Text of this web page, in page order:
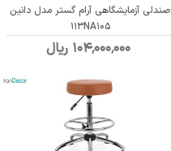
صندلی آزمایشگاهی آرام گستر مدل دانین
113NA105
104٬000٬000 ریال